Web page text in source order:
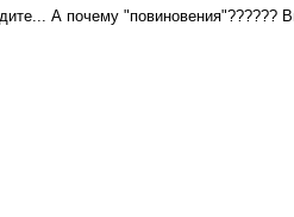
А почему "повиновения"??????